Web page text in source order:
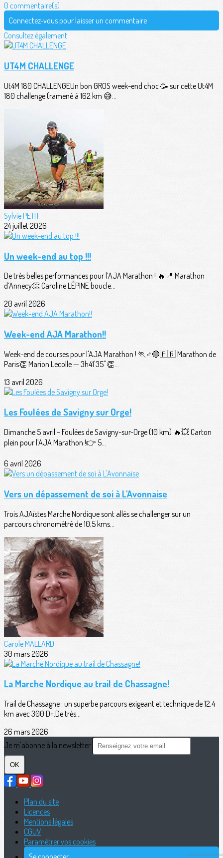
0 commentaire(s)
Connectez-vous pour laisser un commentaire
Consultez également
UT4M CHALLENGE
Ut4M 180 CHALLENGEUn bon GROS week-end choc 🥳 sur cette Ut4M
180 challenge (ramené à 162 km 😅...
Sylvie PETIT
24 juillet 2026
Un week-end au top !!!
De très belles performances pour l’AJA Marathon ! 🔥📍 Marathon
d’Annecy👏 Caroline LÉPINE boucle...
20 avril 2026
Week-end AJA Marathon!!
Week-end de courses pour l'AJA Marathon ! 🏃♂️🔵🇫🇷 Marathon de
Paris👏 Marion Lecolle — 3h41'35''👏...
13 avril 2026
Les Foulées de Savigny sur Orge!
Dimanche 5 avril – Foulées de Savigny-sur-Orge (10 km) 🔥💥 Carton
plein pour l’AJA Marathon !👉 5...
6 avril 2026
Vers un dépassement de soi à L'Avonnaise
Trois AJAïstes Marche Nordique sont allés se challenger sur un
parcours chronométré de 10,5 kms...
Carole MALLARD
30 mars 2026
La Marche Nordique au trail de Chassagne!
Trail de Chassagne : un superbe parcours exigeant et technique de 12,4
km avec 300 D+.De très...
26 mars 2026
Je m'abonne à la newsletter
OK
Plan du site
Licences
Mentions légales
CGUV
Paramétrer vos cookies